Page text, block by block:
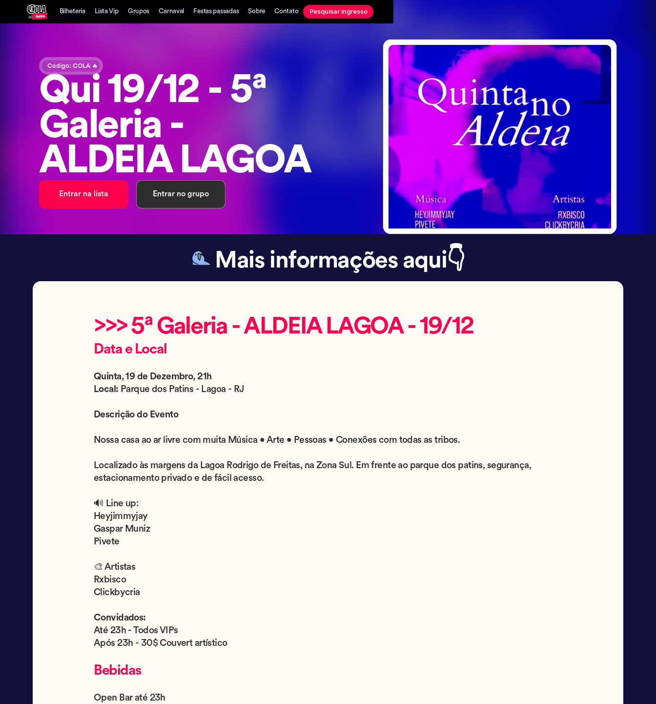
Bilheteria Lista Vip Grupos Carnaval Festas passadas Sobre Contato Pesquisar ingresso
Código: COLA 🔥
Qui 19/12 - 5ª
Galeria -
ALDEIA LAGOA
Entrar na lista Entrar no grupo
Mais informações aqui👇
>>> 5ª Galeria - ALDEIA LAGOA - 19/12
Data e Local
Quinta, 19 de Dezembro, 21h
Local: Parque dos Patins - Lagoa - RJ
Descrição do Evento
Nossa casa ao ar livre com muita Música • Arte • Pessoas • Conexões com todas as tribos.
Localizado às margens da Lagoa Rodrigo de Freitas, na Zona Sul. Em frente ao parque dos patins, segurança,
estacionamento privado e de fácil acesso.
🔊 Line up:
Heyjimmyjay
Gaspar Muniz
Pivete
🎨 Artistas
Rxbisco
Clickbycria
Convidados:
Até 23h - Todos VIPs
Após 23h - 30$ Couvert artístico
Bebidas
Open Bar até 23h